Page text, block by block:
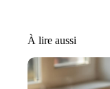
À lire aussi